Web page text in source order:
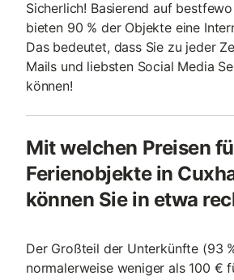
Sicherlich! Basierend auf
bieten 90 % der Objekte eine
Das bedeutet, dass Sie zu jeder
Mails und liebsten Social Media
können!
Mit welchen Preisen
Ferienobjekte in
können Sie in etwa
Der Großteil der Unterkünfte (93
normalerweise weniger als 100 €